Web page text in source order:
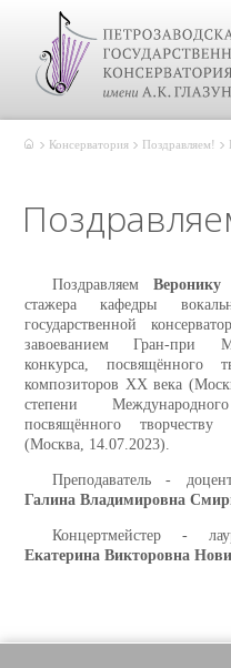
Консерватория Поздравляем!
Поздравляем
стажера кафедры
государственной
завоеванием Гран-при
конкурса, посвящённого
композиторов XX века
степени
посвящённого
(Москва, 14.07.2023).
Преподаватель -
Галина Владимировна
Концертмейстер -
Екатерина Викторовна